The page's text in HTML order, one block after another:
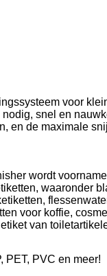
voor
snel en
en de maximale
wordt
waaronder
voor koffie,
van
PET, PVC en meer!